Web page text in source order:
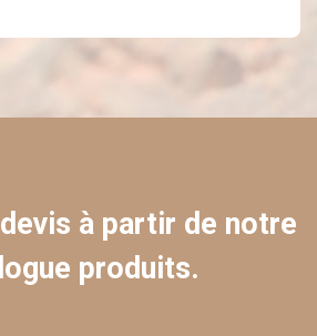
à partir de notre
produits.